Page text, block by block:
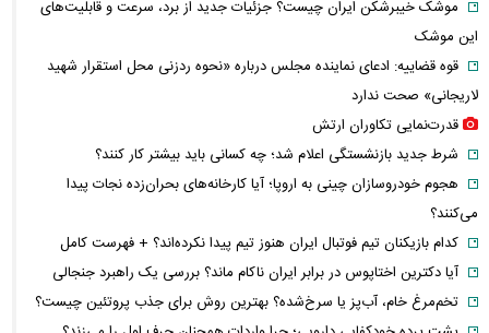
آلمان صدرنشین حداقل دستمزد اروپا از نظر قدرت خرید شد
عکس دیده‌نشده ظل‌السلطنه نوه ناصرالدین شاه در لباس دامادی
موشک خیبرشکن ایران چیست؟ جزئیات جدید از برد، سرعت و قابلیت‌های
این موشک
قوه قضاییه: ادعای نماینده مجلس درباره «نحوه ردزنی محل استقرار شهید
لاریجانی» صحت ندارد
قدرت‌نمایی تکاوران ارتش
شرط جدید بازنشستگی اعلام شد؛ چه کسانی باید بیشتر کار کنند؟
هجوم خودروسازان چینی به اروپا؛ آیا کارخانه‌های بحران‌زده نجات پیدا
می‌کنند؟
کدام بازیکنان تیم فوتبال ایران هنوز تیم پیدا نکرده‌اند؟ + فهرست کامل